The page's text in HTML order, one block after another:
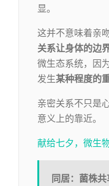
显。
这并不意味着亲
关系让身体的边
微生态系统，因
发生某种程度的
亲密关系不只是
意义上的靠近。
献给七夕，微生
同居：菌株共